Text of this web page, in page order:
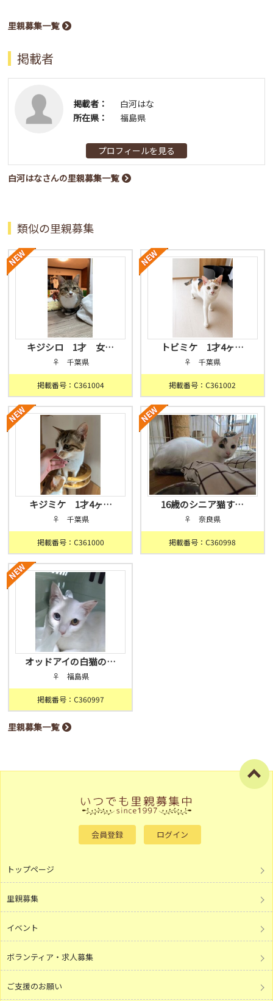
里親募集一覧
掲載者
掲載者：
白河はな
所在県：
福島県
プロフィールを見る
白河はなさんの里親募集一覧
類似の里親募集
キジシロ 1才 女…
♀ 千葉県
掲載番号：C361004
トビミケ 1才4ヶ…
♀ 千葉県
掲載番号：C361002
キジミケ 1才4ヶ…
♀ 千葉県
掲載番号：C361000
16歳のシニア猫す…
♀ 奈良県
掲載番号：C360998
オッドアイの白猫の…
♀ 福島県
掲載番号：C360997
里親募集一覧
会員登録 ログイン
トップページ
里親募集
イベント
ボランティア・求人募集
ご支援のお願い